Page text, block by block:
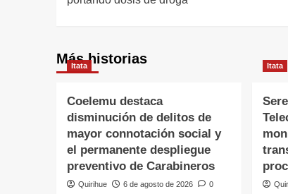
Más historias
Itata
Coelemu destaca
disminución de delitos de
mayor connotación social y
el permanente despliegue
preventivo de Carabineros
Quirihue 6 de agosto de 2026 0
Itata